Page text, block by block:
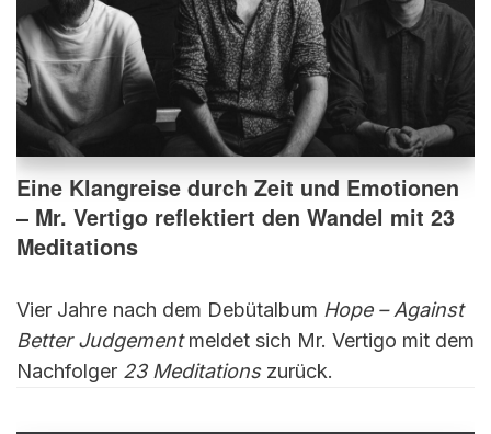
Eine Klangreise durch Zeit und Emotionen
– Mr. Vertigo reflektiert den Wandel mit 23
Meditations
Vier Jahre nach dem Debütalbum Hope – Against
Better Judgementmeldet sich Mr. Vertigo mit dem
Nachfolger 23 Meditationszurück.